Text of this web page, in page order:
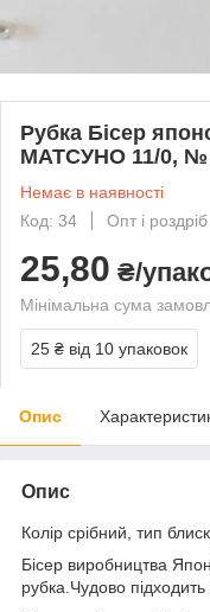
Рубка Бісер
МАТСУНО 11/0, №
Немає в наявності
Код: 34
Опт і роздріб
25,80 ₴/
Мінімальна сума
25 ₴ від 10 упаковок
Опис
Опис
Колір срібний, тип
Бісер виробництва
рубка.Чудово